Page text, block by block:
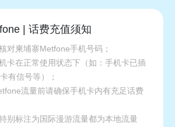
| 话费充值须知
对柬埔寨Metfone手机号码；
卡在正常使用状态下（如：手机卡已插
有信号等）；
流量前请确保手机卡内有充足话费
别标注为国际漫游流量都为本地流量